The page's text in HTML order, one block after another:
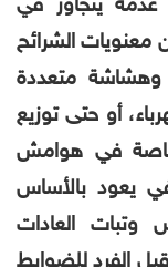
عدمه يتجاوز في
معنويات الشرائح
وهشاشة متعددة
أو حتى توزيع
خاصة في هوامش
يعود بالأساس
وتبات العادات